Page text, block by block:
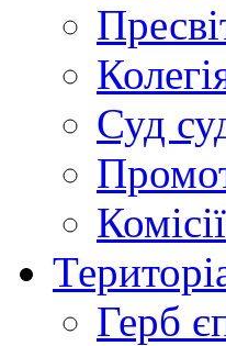
Суд
Комісії
Герб